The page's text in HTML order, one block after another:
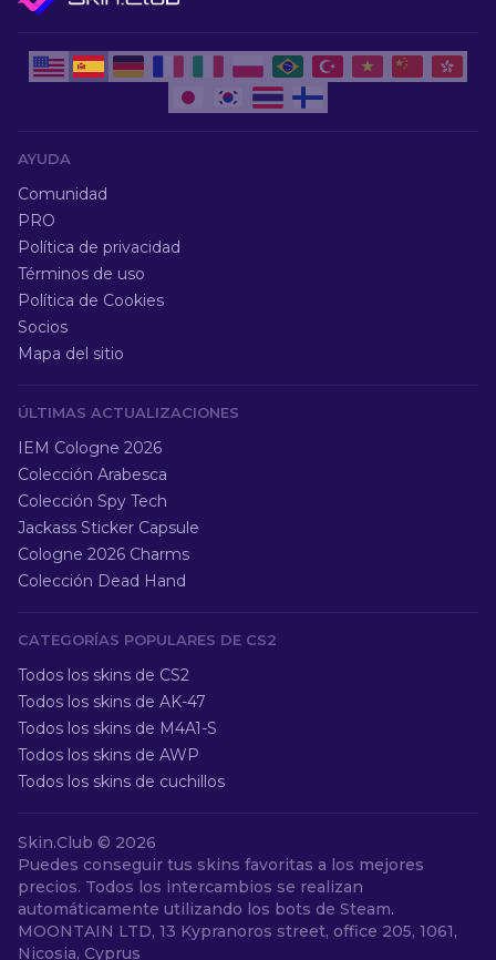
AYUDA
Comunidad
PRO
Política de privacidad
Términos de uso
Política de Cookies
Socios
Mapa del sitio
ÚLTIMAS ACTUALIZACIONES
IEM Cologne 2026
Colección Arabesca
Colección Spy Tech
Jackass Sticker Capsule
Cologne 2026 Charms
Colección Dead Hand
CATEGORÍAS POPULARES DE CS2
Todos los skins de CS2
Todos los skins de AK-47
Todos los skins de M4A1-S
Todos los skins de AWP
Todos los skins de cuchillos
Skin.Club © 2026
Puedes conseguir tus skins favoritas a los mejores
precios. Todos los intercambios se realizan
automáticamente utilizando los bots de Steam.
MOONTAIN LTD, 13 Kypranoros street, office 205, 1061,
Nicosia, Cyprus